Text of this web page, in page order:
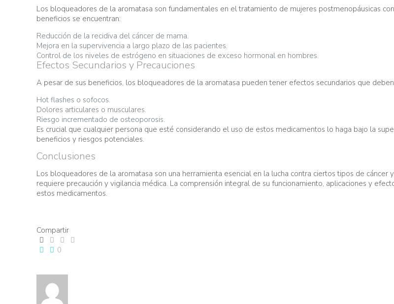
Los bloqueadores de la aromatasa son fundamentales en el tratamiento de mujeres postmenopáusicas
beneficios se encuentran:
Reducción de la recidiva del cáncer de mama.
Mejora en la supervivencia a largo plazo de las pacientes.
Control de los niveles de estrógeno en situaciones de exceso hormonal en hombres.
Efectos Secundarios y Precauciones
A pesar de sus beneficios, los bloqueadores de la aromatasa pueden tener efectos secundarios que
Hot flashes o sofocos.
Dolores articulares o musculares.
Riesgo incrementado de osteoporosis.
Es crucial que cualquier persona que esté considerando el uso de estos medicamentos lo haga bajo la
beneficios y riesgos potenciales.
Conclusiones
Los bloqueadores de la aromatasa son una herramienta esencial en la lucha contra ciertos tipos de
requiere precaución y vigilancia médica. La comprensión integral de su funcionamiento, aplicaciones y
estos medicamentos.
Compartir
0